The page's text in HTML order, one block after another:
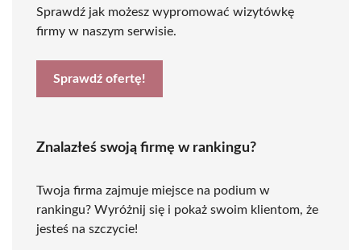
Sprawdź jak możesz wypromować wizytówkę
firmy w naszym serwisie.
Sprawdź ofertę!
Znalazłeś swoją firmę w rankingu?
Twoja firma zajmuje miejsce na podium w
rankingu? Wyróżnij się i pokaż swoim klientom, że
jesteś na szczycie!